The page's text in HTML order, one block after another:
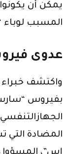
يمكن أن
المسبب لوباء
عدوى
واكتشف خبراء
بفيروس
الجهازالتنفسي
المضادة التي